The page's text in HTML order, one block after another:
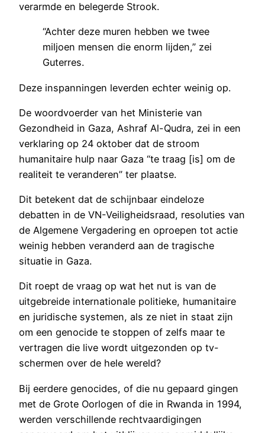
verarmde en belegerde Strook.
“Achter deze muren hebben we twee
miljoen mensen die enorm lijden,” zei
Guterres.
Deze inspanningen leverden echter weinig op.
De woordvoerder van het Ministerie van
Gezondheid in Gaza, Ashraf Al-Qudra, zei in een
verklaring op 24 oktober dat de stroom
humanitaire hulp naar Gaza “te traag [is] om de
realiteit te veranderen” ter plaatse.
Dit betekent dat de schijnbaar eindeloze
debatten in de VN-Veiligheidsraad, resoluties van
de Algemene Vergadering en oproepen tot actie
weinig hebben veranderd aan de tragische
situatie in Gaza.
Dit roept de vraag op wat het nut is van de
uitgebreide internationale politieke, humanitaire
en juridische systemen, als ze niet in staat zijn
om een genocide te stoppen of zelfs maar te
vertragen die live wordt uitgezonden op tv-
schermen over de hele wereld?
Bij eerdere genocides, of die nu gepaard gingen
met de Grote Oorlogen of die in Rwanda in 1994,
werden verschillende rechtvaardigingen